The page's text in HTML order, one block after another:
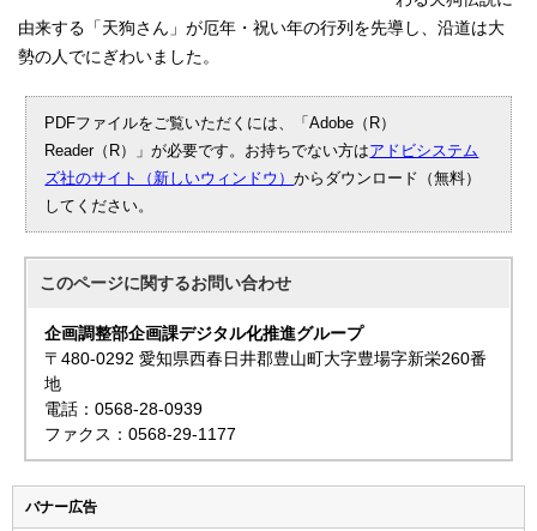
由来する「天狗さん」が厄年・祝い年の行列を先導し、沿道は大
勢の人でにぎわいました。
PDFファイルをご覧いただくには、「Adobe（R）
Reader（R）」が必要です。お持ちでない方はアドビシステム
ズ社のサイト（新しいウィンドウ）からダウンロード（無料）
してください。
このページに関するお問い合わせ
企画調整部企画課デジタル化推進グループ
〒480-0292 愛知県西春日井郡豊山町大字豊場字新栄260番
地
電話：0568-28-0939
ファクス：0568-29-1177
バナー広告